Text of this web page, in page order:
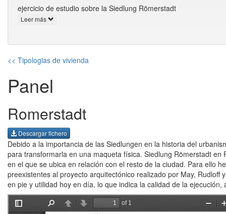
ejercicio de estudio sobre la Siedlung Römerstadt
Leer más
<< Tipologias de vivienda
Panel
Romerstadt
Descargar fichero
Debido a la importancia de las Siedlungen en la historia del
para transformarla en una maqueta física. Siedlung Römerstadt
en el que se ubica en relación con el resto de la ciudad. Para ello
preexistentes al proyecto arquitectónico realizado por May,
en pie y utilidad hoy en día, lo que indica la calidad de la